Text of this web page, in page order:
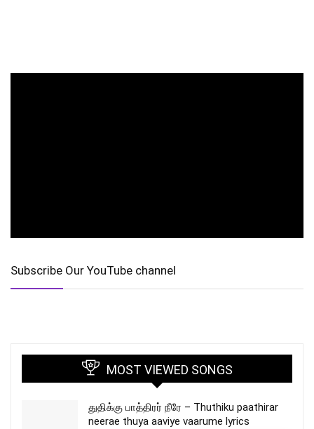
Subscribe Our YouTube channel
MOST VIEWED SONGS
துதிக்கு பாத்திரர் நீரே – Thuthiku paathirar
neerae thuya aaviye vaarume lyrics